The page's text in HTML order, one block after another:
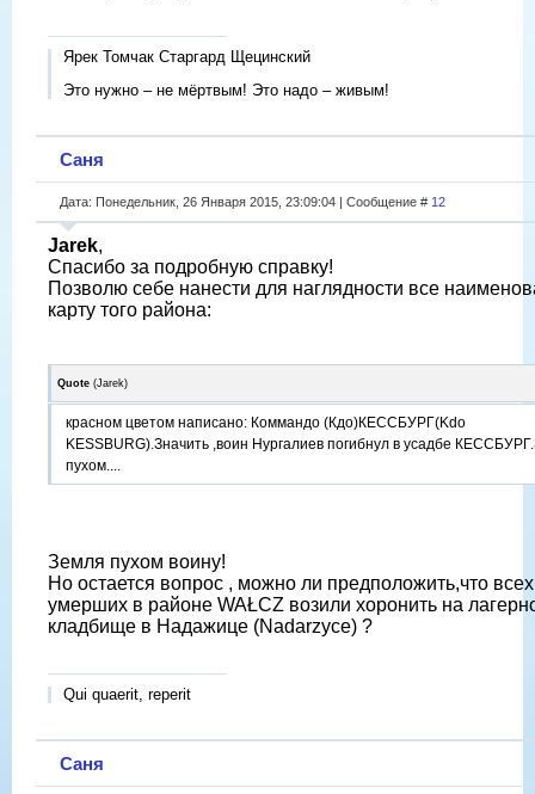
Ярек Томчак Старгард Щецинский
Это нужно – не мёртвым! Это надо – живым!
Саня
Дата: Понедельник, 26 Января 2015, 23:09:04 | Сообщение # 12
Jarek,
Спасибо за подробную справку!
Позволю себе нанести для наглядности все
карту того района:
Quote (Jarek)
красном цветом написано: Коммандо (Кдо)КЕССБУРГ(Kdo
KESSBURG).Значить ,воин Нургалиев погибнул в усадбе
пухом....
Земля пухом воину!
Но остается вопрос , можно ли предположить,что
умерших в районе WAŁCZ возили хоронить на
кладбище в Надажице (Nadarzyce) ?
Qui quaerit, reperit
Саня